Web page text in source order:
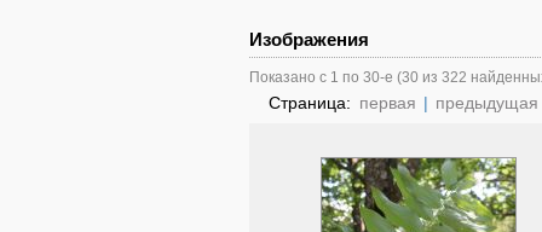
Изображения
Показано с 1 по 30-е (30 из 322
Страница: первая | предыдущая